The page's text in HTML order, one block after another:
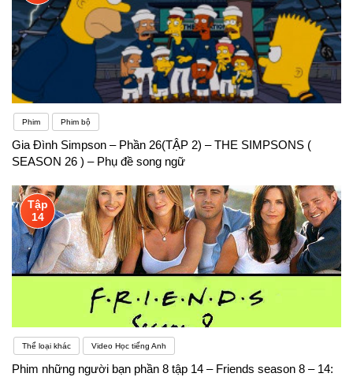
Phim Phim bộ
Gia Đình Simpson – Phần 26(TẬP 2) – THE SIMPSONS (
SEASON 26 ) – Phụ đề song ngữ
Tập
14
Thể loại khác Video Học tiếng Anh
Phim những người bạn phần 8 tập 14 – Friends season 8 – 14: